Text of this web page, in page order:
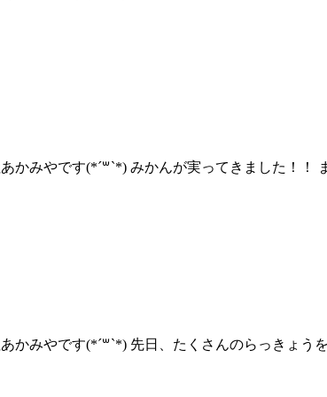
みやです(*´꒳`*) みかんが実ってきました！！
かみやです(*´꒳`*) 先日、たくさんのらっきょ